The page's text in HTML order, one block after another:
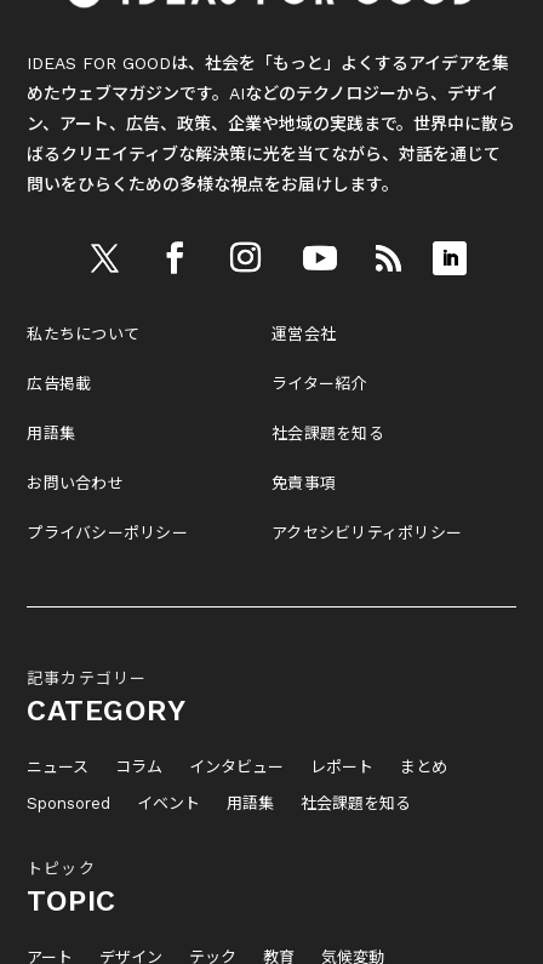
IDEAS FOR GOODは、社会を「もっと」よくするアイデアを集
めたウェブマガジンです。AIなどのテクノロジーから、デザイ
ン、アート、広告、政策、企業や地域の実践まで。世界中に散ら
ばるクリエイティブな解決策に光を当てながら、対話を通じて
問いをひらくための多様な視点をお届けします。
私たちについて
広告掲載
用語集
お問い合わせ
プライバシーポリシー
運営会社
ライター紹介
社会課題を知る
免責事項
アクセシビリティポリシー
記事カテゴリー
CATEGORY
ニュース コラム インタビュー レポート
まとめ
Sponsored
イベント 用語集 社会課題を知る
トピック
TOPIC
アート デザイン テック 教育 気候変動